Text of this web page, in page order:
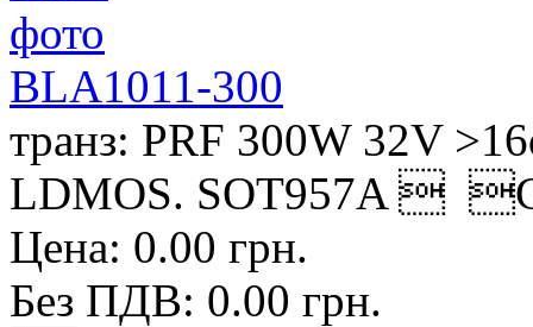
BLA1011-300
транз: PRF 300W 32V
LDMOS. SOT957A 
Цена: 0.00 грн.
Без ПДВ: 0.00 грн.